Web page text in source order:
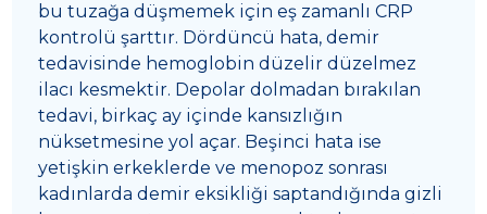
bu tuzağa düşmemek için eş zamanlı CRP
kontrolü şarttır. Dördüncü hata, demir
tedavisinde hemoglobin düzelir düzelmez
ilacı kesmektir. Depolar dolmadan bırakılan
tedavi, birkaç ay içinde kansızlığın
nüksetmesine yol açar. Beşinci hata ise
yetişkin erkeklerde ve menopoz sonrası
kadınlarda demir eksikliği saptandığında gizli